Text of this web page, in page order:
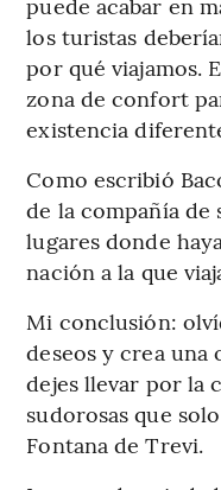
los turistas
por qué viajamos.
zona de confort
existencia
Como escribió
de la compañía de
lugares donde
nación a la que
Mi conclusión:
deseos y crea una
dejes llevar por la
sudorosas que
Fontana de Trevi.